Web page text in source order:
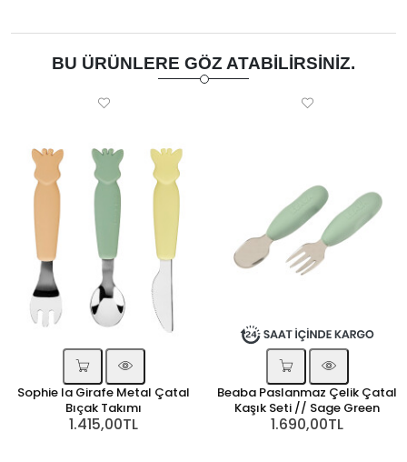
BU ÜRÜNLERE GÖZ ATABILIRSINIZ.
Sophie la Girafe Metal Çatal
Bıçak Takımı
1.415,00TL
Beaba Paslanmaz Çelik Çatal
Kaşık Seti // Sage Green
1.690,00TL